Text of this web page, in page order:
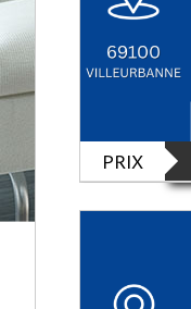
PRIX